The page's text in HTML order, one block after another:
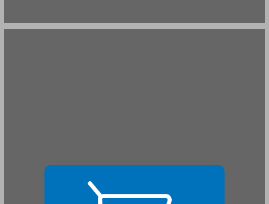
על ההתאבדות ... 19